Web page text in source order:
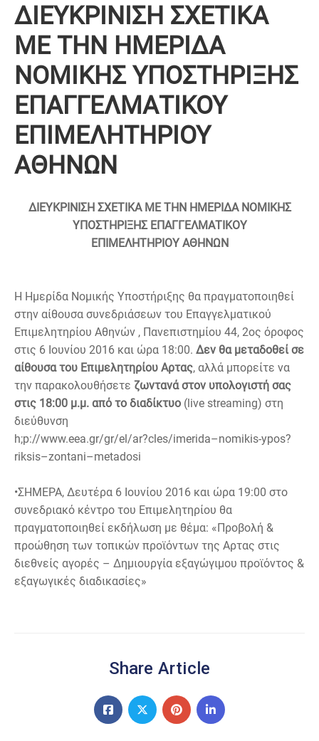
ΔΙΕΥΚΡΙΝΙΣΗ ΣΧΕΤΙΚΑ
ΜΕ ΤΗΝ ΗΜΕΡΙΔΑ
ΝΟΜΙΚΗΣ ΥΠΟΣΤΗΡΙΞΗΣ
ΕΠΑΓΓΕΛΜΑΤΙΚΟΥ
ΕΠΙΜΕΛΗΤΗΡΙΟΥ
ΑΘΗΝΩΝ
ΔΙΕΥΚΡΙΝΙΣΗ ΣΧΕΤΙΚΑ ΜΕ ΤΗΝ ΗΜΕΡΙΔΑ ΝΟΜΙΚΗΣ
ΥΠΟΣΤΗΡΙΞΗΣ ΕΠΑΓΓΕΛΜΑΤΙΚΟΥ
ΕΠΙΜΕΛΗΤΗΡΙΟΥ ΑΘΗΝΩΝ
Η Ημερίδα Nομικής Yποστήριξης θα πραγματοποιηθεί
στην αίθουσα συνεδριάσεων του Επαγγελματικού
Επιμελητηρίου Αθηνών , Πανεπιστημίου 44, 2ος όροφος
στις 6 Ιουνίου 2016 και ώρα 18:00. Δεν θα μεταδοθεί σε
αίθουσα του Επιμελητηρίου Αρτας, αλλά μπορείτε να
την παρακολουθήσετε ζωντανά στον υπολογιστή σας
στις 18:00 μ.μ. από το διαδίκτυο (live streaming) στη
διεύθυνση
h;p://www.eea.gr/gr/el/ar?cles/imerida–nomikis-ypos?
riksis–zontani–metadosi
•ΣΗΜΕΡΑ, Δευτέρα 6 Ιουνίου 2016 και ώρα 19:00 στο
συνεδριακό κέντρο του Επιμελητηρίου θα
πραγματοποιηθεί εκδήλωση με θέμα: «Προβολή &
προώθηση των τοπικών προϊόντων της Αρτας στις
διεθνείς αγορές – Δημιουργία εξαγώγιμου προϊόντος &
εξαγωγικές διαδικασίες»
Share Article